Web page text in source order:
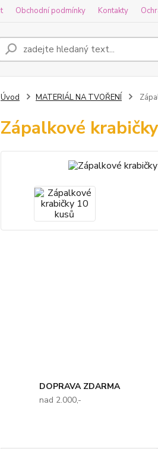
Obchodní podmínky Kontakty
Úvod MATERIÁL NA TVOŘENÍ
Zápalkové
DOPRAVA ZDARMA
nad 2.000,-